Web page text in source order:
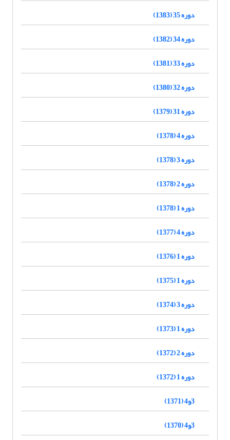
دوره 35 (1383)
دوره 34 (1382)
دوره 33 (1381)
دوره 32 (1380)
دوره 31 (1379)
دوره 4 (1378)
دوره 3 (1378)
دوره 2 (1378)
دوره 1 (1378)
دوره 4 (1377)
دوره 1 (1376)
دوره 1 (1375)
دوره 3 (1374)
دوره 1 (1373)
دوره 2 (1372)
دوره 1 (1372)
3و4 (1371)
3و4 (1370)